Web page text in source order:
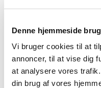
Denne hjemmeside
Vi bruger cookies til at
annoncer, til at vise dig
at analysere vores
din brug af vores
Ibrahim Electric har
omkring 25 forskellige
kontinenter — fra
til Moskva og fra